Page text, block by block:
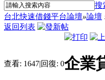
搜
台北快速借錢平台論壇»論壇
返回列表
查看: 1647|回復: 0企業